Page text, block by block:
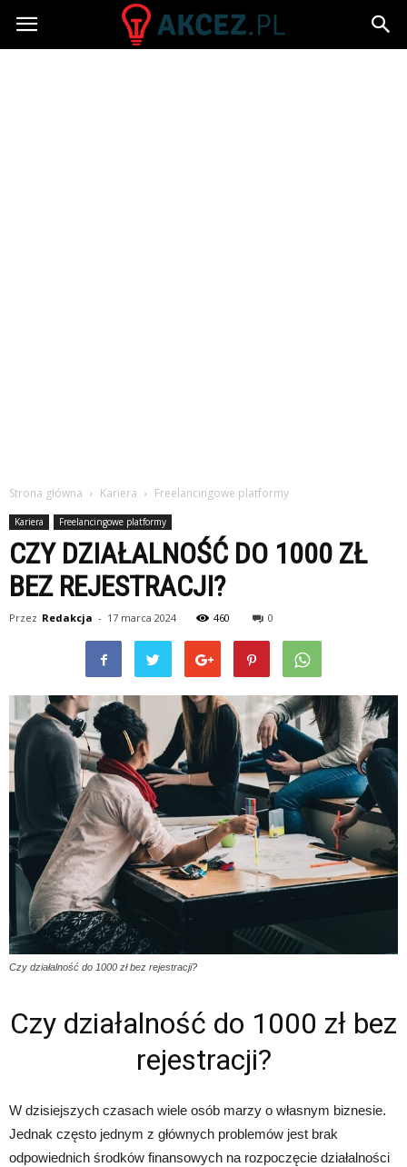
Akcez.pl
Strona główna Kariera Freelancingowe platformy
Kariera Freelancingowe platformy
CZY DZIAŁALNOŚĆ DO 1000 ZŁ
BEZ REJESTRACJI?
Przez Redakcja - 17 marca 2024 460 0
Czy działalność do 1000 zł bez rejestracji?
Czy działalność do 1000 zł bez
rejestracji?
W dzisiejszych czasach wiele osób marzy o własnym biznesie.
Jednak często jednym z głównych problemów jest brak
odpowiednich środków finansowych na rozpoczęcie działalności